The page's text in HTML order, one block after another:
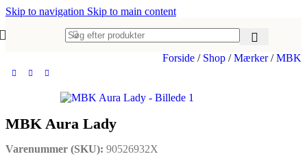
Skip to navigation Skip to main content
Forside / Shop / Mærker/ MBK
MBK Aura Lady
Varenummer (SKU): 90526932X